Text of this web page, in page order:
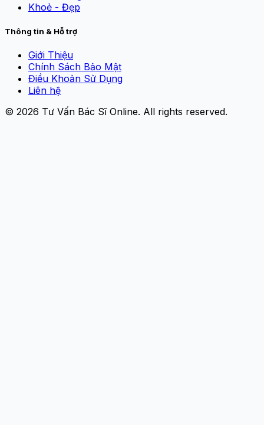
Khoẻ - Đẹp
Thông tin & Hỗ trợ
Giới Thiệu
Chính Sách Bảo Mật
Điều Khoản Sử Dụng
Liên hệ
© 2026 Tư Vấn Bác Sĩ Online. All rights reserved.